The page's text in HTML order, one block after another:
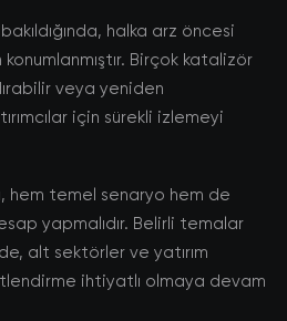
halka arz öncesi
Birçok katalizör
veya yeniden
için sürekli izlemeyi
hem temel senaryo hem de
yapmalıdır. Belirli temalar
alt sektörler ve yatırım
ihtiyatlı olmaya devam